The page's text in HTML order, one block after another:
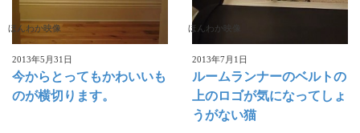
ほんわか映像
2013年5月31日
今からとってもかわいいも
のが横切ります。
ほんわか映像
2013年7月1日
ルームランナーのベルトの
上のロゴが気になってしょ
うがない猫